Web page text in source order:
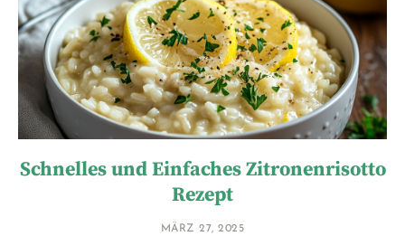
Schnelles und Einfaches Zitronenrisotto
Rezept
MÄRZ 27, 2025